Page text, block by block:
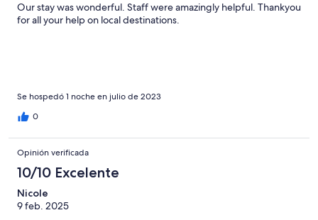
Our stay was wonderful. Staff were amazingly helpful. Thankyou
for all your help on local destinations.
Se hospedó 1 noche en julio de 2023
0
Opinión verificada
10/10 Excelente
Nicole
9 feb. 2025